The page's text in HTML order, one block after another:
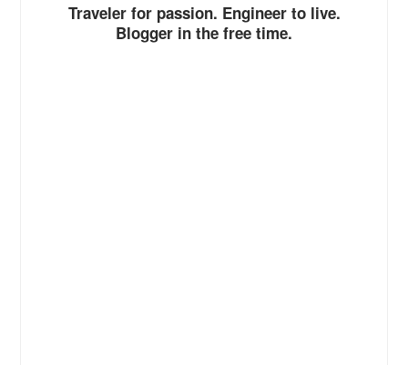
Traveler for passion. Engineer to live.
Blogger in the free time.